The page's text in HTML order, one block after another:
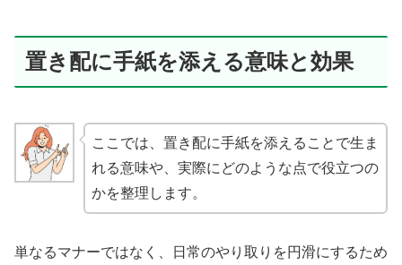
置き配に手紙を添える意味と効果
ここでは、置き配に手紙を添えることで生ま
れる意味や、実際にどのような点で役立つの
かを整理します。
単なるマナーではなく、日常のやり取りを円滑にするため